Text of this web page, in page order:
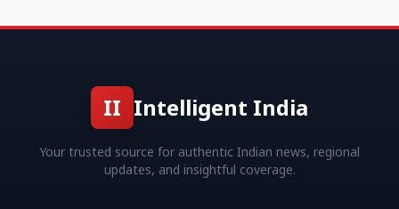
II Intelligent India
Your trusted source for authentic Indian news, regional
updates, and insightful coverage.